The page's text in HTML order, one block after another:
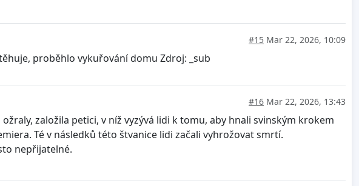
#15 Mar 22, 2026, 10:09
proběhlo vykuřování domu Zdroj: _sub
#16 Mar 22, 2026, 13:43
založila petici, v níž vyzývá lidi k tomu, aby hnali svinským krokem
Té v následků této štvanice lidi začali vyhrožovat smrtí.
nepřijatelné.